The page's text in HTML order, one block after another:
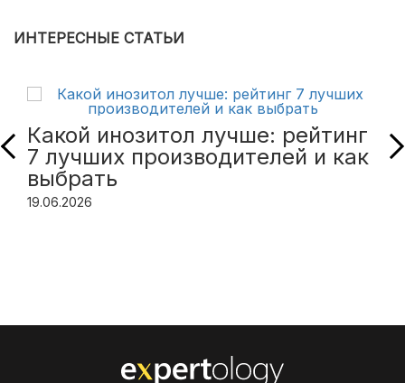
ИНТЕРЕСНЫЕ СТАТЬИ
Какой инозитол лучше: рейтинг
7 лучших производителей и как
выбрать
19.06.2026